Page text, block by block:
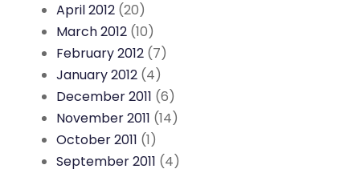
April 2012 (20)
March 2012 (10)
February 2012 (7)
January 2012 (4)
December 2011 (6)
November 2011 (14)
October 2011 (1)
September 2011 (4)